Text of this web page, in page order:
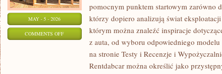
MAY - 5 - 2026
COMMENTS OFFON
pomocnym punktem startowym zarówno
którzy dopiero analizują świat
którym można znaleźć inspiracje
z auta, od wyboru odpowiedniego
na stronie Testy i Recenzje i
Rentdabcar można określić jako